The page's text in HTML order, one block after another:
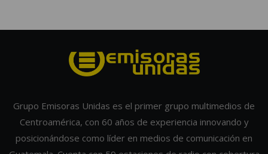
Grupo Emisoras Unidas es el primer grupo multimedios de
Centroamérica, con 60 años de experiencia innovando y
posicionándose como líder en medios de comunicación en